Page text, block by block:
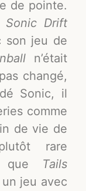
de pointe.
Sonic Drift
son jeu de
n’était
changé,
Sonic, il
comme
de vie de
rare
que Tails
un jeu avec